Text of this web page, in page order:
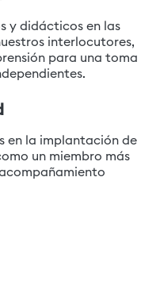
y didácticos en las
interlocutores,
para una toma
en la implantación de
un miembro más